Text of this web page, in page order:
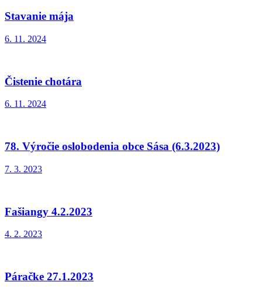
Stavanie mája
6. 11. 2024
Čistenie chotára
6. 11. 2024
78. Výročie oslobodenia obce Sása (6.3.2023)
7. 3. 2023
Fašiangy 4.2.2023
4. 2. 2023
Páračke 27.1.2023